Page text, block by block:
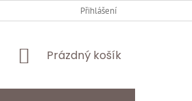
ODSTOUPENÍ OD
Přihlášení
NÁKUPNÍ
Prázdný košík